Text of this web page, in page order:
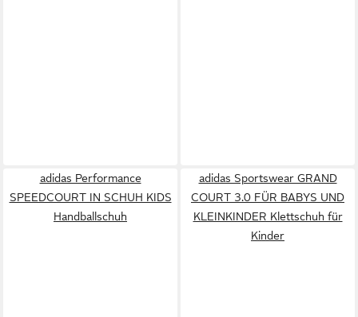
adidas Performance
SPEEDCOURT IN SCHUH KIDS
Handballschuh
adidas Sportswear GRAND
COURT 3.0 FÜR BABYS UND
KLEINKINDER Klettschuh für
Kinder